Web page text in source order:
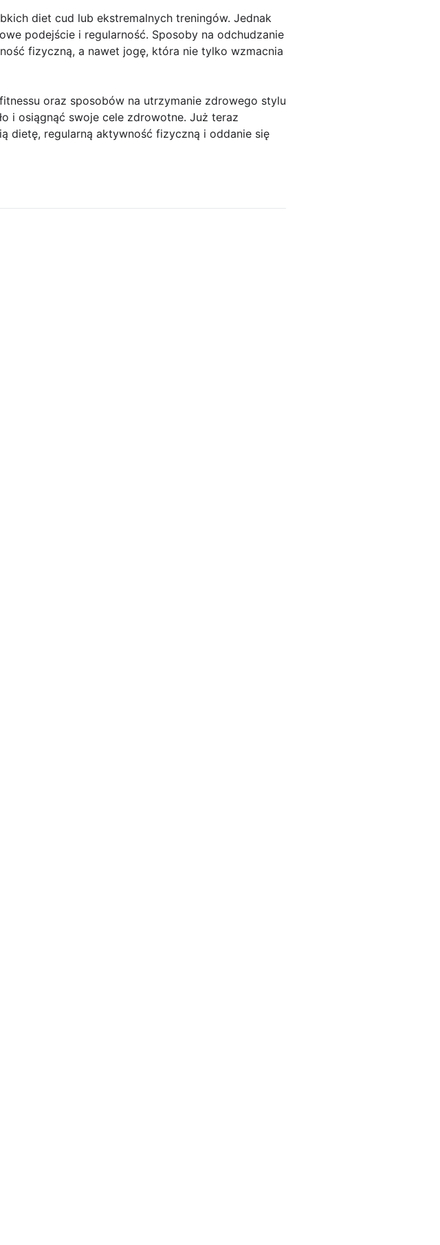
diet cud lub ekstremalnych treningów. Jednak
podejście i regularność. Sposoby na odchudzanie
fizyczną, a nawet jogę, która nie tylko wzmacnia
oraz sposobów na utrzymanie zdrowego stylu
i osiągnąć swoje cele zdrowotne. Już teraz
dietę, regularną aktywność fizyczną i oddanie się